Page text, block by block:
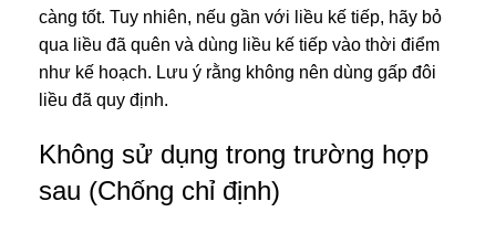
càng tốt. Tuy nhiên, nếu gần với liều kế tiếp, hãy bỏ
qua liều đã quên và dùng liều kế tiếp vào thời điểm
như kế hoạch. Lưu ý rằng không nên dùng gấp đôi
liều đã quy định.
Không sử dụng trong trường hợp
sau (Chống chỉ định)